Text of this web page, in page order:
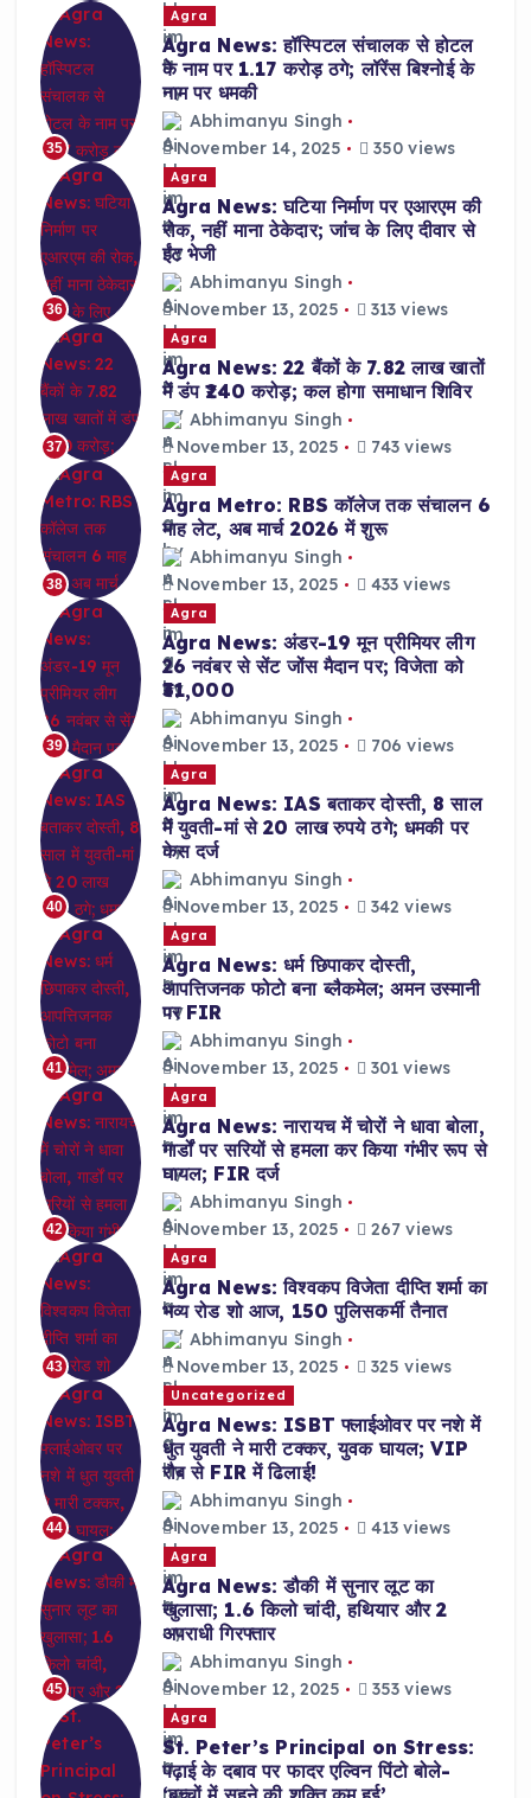
35
Agra
Agra News: हॉस्पिटल संचालक से होटल
के नाम पर 1.17 करोड़ ठगे; लॉरेंस बिश्नोई के
नाम पर धमकी
Abhimanyu Singh
November 14, 2025
350 views
36
Agra
Agra News: घटिया निर्माण पर एआरएम की
रोक, नहीं माना ठेकेदार; जांच के लिए दीवार से
ईंट भेजी
Abhimanyu Singh
November 13, 2025
313 views
37
Agra
Agra News: 22 बैंकों के 7.82 लाख खातों
में डंप ₹240 करोड़; कल होगा समाधान शिविर
Abhimanyu Singh
November 13, 2025
743 views
38
Agra
Agra Metro: RBS कॉलेज तक संचालन 6
माह लेट, अब मार्च 2026 में शुरू
Abhimanyu Singh
November 13, 2025
433 views
39
Agra
Agra News: अंडर-19 मून प्रीमियर लीग
26 नवंबर से सेंट जोंस मैदान पर; विजेता को
₹31,000
Abhimanyu Singh
November 13, 2025
706 views
40
Agra
Agra News: IAS बताकर दोस्ती, 8 साल
में युवती-मां से 20 लाख रुपये ठगे; धमकी पर
केस दर्ज
Abhimanyu Singh
November 13, 2025
342 views
41
Agra
Agra News: धर्म छिपाकर दोस्ती,
आपत्तिजनक फोटो बना ब्लैकमेल; अमन उस्मानी
पर FIR
Abhimanyu Singh
November 13, 2025
301 views
42
Agra
Agra News: नारायच में चोरों ने धावा बोला,
गार्डों पर सरियों से हमला कर किया गंभीर रूप से
घायल; FIR दर्ज
Abhimanyu Singh
November 13, 2025
267 views
43
Agra
Agra News: विश्वकप विजेता दीप्ति शर्मा का
भव्य रोड शो आज, 150 पुलिसकर्मी तैनात
Abhimanyu Singh
November 13, 2025
325 views
44
Uncategorized
Agra News: ISBT फ्लाईओवर पर नशे में
धुत युवती ने मारी टक्कर, युवक घायल; VIP
रौब से FIR में ढिलाई!
Abhimanyu Singh
November 13, 2025
413 views
45
Agra
Agra News: डौकी में सुनार लूट का
खुलासा; 1.6 किलो चांदी, हथियार और 2
अपराधी गिरफ्तार
Abhimanyu Singh
November 12, 2025
353 views
Agra
St. Peter’s Principal on Stress:
पढ़ाई के दबाव पर फादर एल्विन पिंटो बोले-